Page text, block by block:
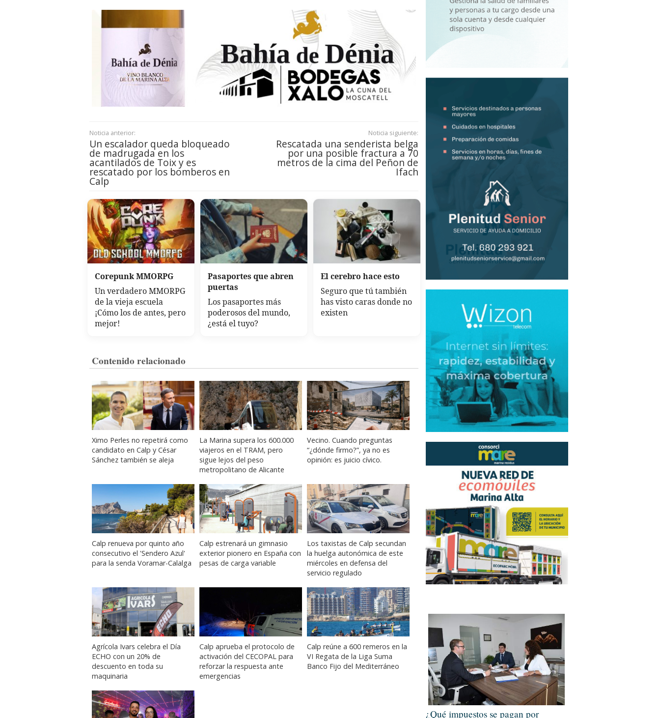
Noticia anterior:
Un escalador queda bloqueado
de madrugada en los
acantilados de Toix y es
rescatado por los bomberos en
Calp
Noticia siguiente:
Rescatada una senderista belga
por una posible fractura a 70
metros de la cima del Peñon de
Ifach
Corepunk MMORPG
Un verdadero MMORPG
de la vieja escuela
¡Cómo los de antes, pero
mejor!
Pasaportes que abren
puertas
Los pasaportes más
poderosos del mundo,
¿está el tuyo?
El cerebro hace esto
Seguro que tú también
has visto caras donde no
existen
Contenido relacionado
Ximo Perles no repetirá como
candidato en Calp y César
Sánchez también se aleja
La Marina supera los 600.000
viajeros en el TRAM, pero
sigue lejos del peso
metropolitano de Alicante
Vecino. Cuando preguntas
“¿dónde firmo?”, ya no es
opinión: es juicio cívico.
Calp renueva por quinto año
consecutivo el 'Sendero Azul'
para la senda Voramar-Calalga
Calp estrenará un gimnasio
exterior pionero en España con
pesas de carga variable
Los taxistas de Calp secundan
la huelga autonómica de este
miércoles en defensa del
servicio regulado
Agrícola Ivars celebra el Día
ECHO con un 20% de
descuento en toda su
maquinaria
Calp aprueba el protocolo de
activación del CECOPAL para
reforzar la respuesta ante
emergencias
Calp reúne a 600 remeros en la
VI Regata de la Liga Suma
Banco Fijo del Mediterráneo
¿Qué impuestos se pagan por